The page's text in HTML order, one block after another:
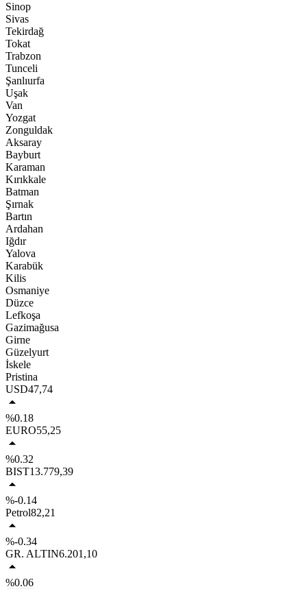
Sinop
Sivas
Tekirdağ
Tokat
Trabzon
Tunceli
Şanlıurfa
Uşak
Van
Yozgat
Zonguldak
Aksaray
Bayburt
Karaman
Kırıkkale
Batman
Şırnak
Bartın
Ardahan
Iğdır
Yalova
Karabük
Kilis
Osmaniye
Düzce
Lefkoşa
Gazimağusa
Girne
Güzelyurt
İskele
Pristina
USD47,74
%0.18
EURO55,25
%0.32
BIST13.779,39
%-0.14
Petrol82,21
%-0.34
GR. ALTIN6.201,10
%0.06